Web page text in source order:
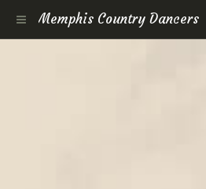
Memphis Country Dancers